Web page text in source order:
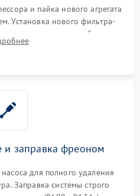
и пайка нового агрегата
Установка нового фильтра-
вентиляторов обдува,
дверных петель.
и заправка фреоном
для полного удаления
Заправка системы строго